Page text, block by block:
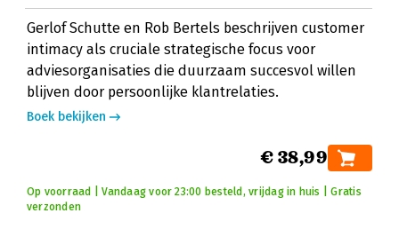
Gerlof Schutte en Rob Bertels beschrijven customer
intimacy als cruciale strategische focus voor
adviesorganisaties die duurzaam succesvol willen
blijven door persoonlijke klantrelaties.
Boek bekijken
€ 38,99
Op voorraad | Vandaag voor 23:00 besteld, vrijdag in huis | Gratis
verzonden